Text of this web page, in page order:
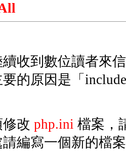
收到數位讀者來
的原因是「
改 php.ini 檔案，
編寫一個新的檔